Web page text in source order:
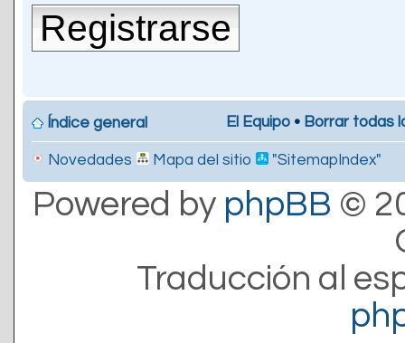
Registrarse
Índice general El Equipo • Borrar todas
Novedades Mapa del sitio "SitemapIndex"
Powered by phpBB ©
Traducción al